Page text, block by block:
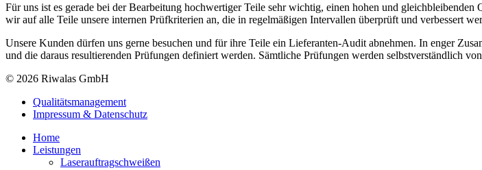
Für uns ist es gerade bei der Bearbeitung hochwertiger Teile sehr wichtig, einen hohen und gleichbleibenden
wir auf alle Teile unsere internen Prüfkriterien an, die in regelmäßigen Intervallen überprüft und verbessert
Unsere Kunden dürfen uns gerne besuchen und für ihre Teile ein Lieferanten-Audit abnehmen. In enger
und die daraus resultierenden Prüfungen definiert werden. Sämtliche Prüfungen werden selbstverständlich
© 2026 Riwalas GmbH
Qualitätsmanagement
Impressum & Datenschutz
Home
Leistungen
Laserauftragschweißen